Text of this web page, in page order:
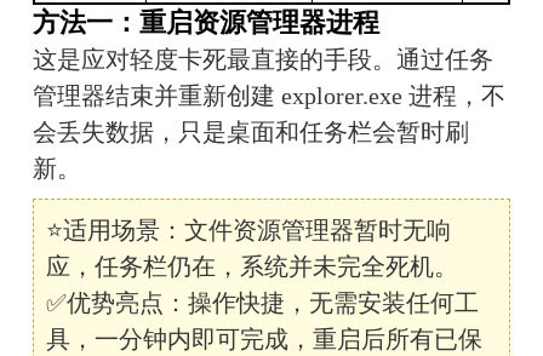
方法一：重启资源管理器进程
这是应对轻度卡死最直接的手段。通过任务
管理器结束并重新创建 explorer.exe 进程，不
会丢失数据，只是桌面和任务栏会暂时刷
新。
⭐适用场景：文件资源管理器暂时无响
应，任务栏仍在，系统并未完全死机。
✅优势亮点：操作快捷，无需安装任何工
具，一分钟内即可完成，重启后所有已保